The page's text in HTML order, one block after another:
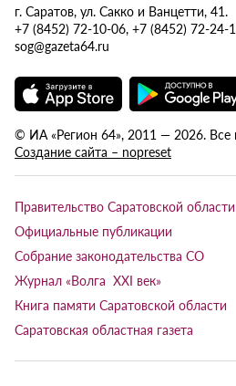
г. Саратов, ул. Сакко и Ванцетти, 41.
+7 (8452) 72-10-06, +7 (8452) 72-24-
sog@gazeta64.ru
© ИА «Регион 64», 2011 — 2026.
Создание сайта – nopreset
Правительство Саратовской области
Официальные публикации
Собрание законодательства СО
Журнал «Волга XXI век»
Книга памяти Саратовской области
Саратовская областная газета